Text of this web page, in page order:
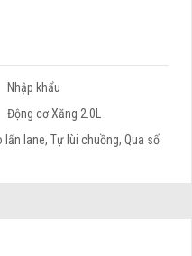
Nhập khẩu
Động cơ Xăng 2.0L
lane, Tự lùi chuồng, Qua số